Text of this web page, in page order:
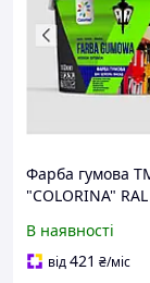
Фарба гумова
"COLORINA"
В наявності
від421 ₴/міс